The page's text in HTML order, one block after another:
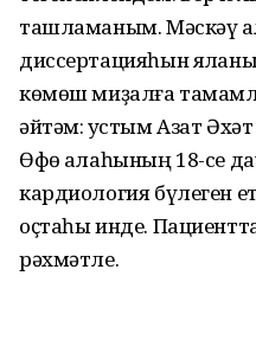
ташламаным. Мәскәү
диссертацияһын
көмөш миҙал­ға
әйтәм: ҡустым Азат
Өфө ҡалаһының 18-се
кардиология бүлеген
оҫтаһы инде.
рәхмәтле.